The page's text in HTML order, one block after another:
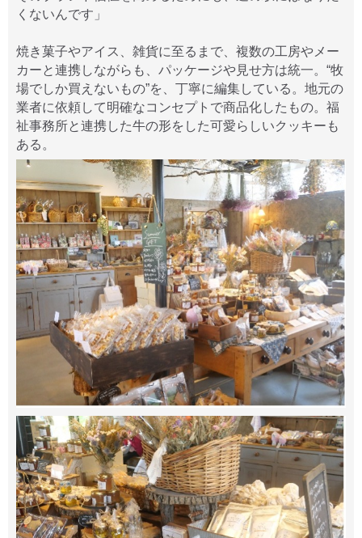
くないんです」
焼き菓子やアイス、雑貨に至るまで、複数の工房やメー
カーと連携しながらも、パッケージや見せ方は統一。“牧
場でしか買えないもの”を、丁寧に編集している。地元の
業者に依頼して明確なコンセプトで商品化したもの。福
祉事務所と連携した牛の形をした可愛らしいクッキーも
ある。